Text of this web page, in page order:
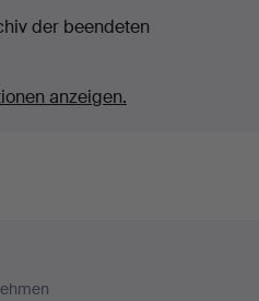
der beendeten
anzeigen.